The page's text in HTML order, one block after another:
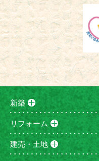
新築
リフォーム
建売・土地